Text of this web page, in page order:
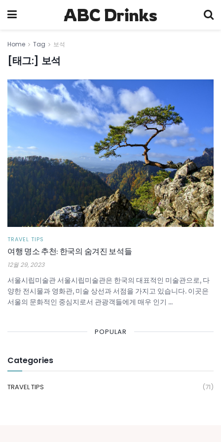
ABC Drinks
Home Tag 보석
[태그:] 보석
TRAVEL TIPS
여행 명소 추천: 한국의 숨겨진 보석들
12월 29, 2023
서울시립미술관 서울시립미술관은 한국의 대표적인 미술관으로, 다
양한 전시물과 영화관, 미술 상선과 서점을 가지고 있습니다. 이곳은
서울의 문화적인 중심지로서 관광객들에게 매우 인기 ...
POPULAR
Categories
TRAVEL TIPS (71)